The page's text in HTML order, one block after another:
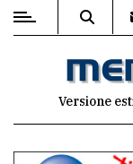
MENUVersione